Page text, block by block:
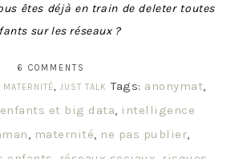
êtes déjà en train de deleter toutes
sur les réseaux ?
6 COMMENTS
,JUST TALK Tags: anonymat,
enfants et big data, intelligence
, maternité, ne pas publier,